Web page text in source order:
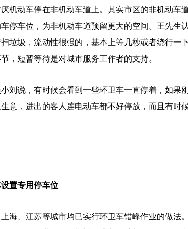
机动车停在非机动车道上。其实市区的非机动车
停车位，为非机动车道预留更大的空间。王先生
垃圾，流动性很强的，基本上等几秒或者绕行一
，短暂等待是对城市服务工作者的支持。
说，有时候会看到一些环卫车一直停着，如果
意，进出的客人连电动车都不好停放，而且有时
置专用停车位
、江苏等城市均已实行环卫车错峰作业的做法